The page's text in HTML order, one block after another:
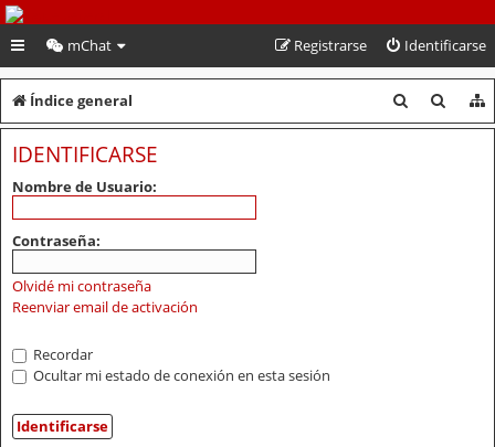
PeruVoley.com
mChat Identificarse
Registrarse
Índice general
u
u
IDENTIFICARSE
Nombre de Usuario:
Contraseña:
Olvidé mi contraseña
Reenviar email de activación
Recordar
Ocultar mi estado de conexión en esta sesión